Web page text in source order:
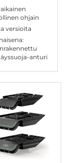
ohjain
versioita
anturi